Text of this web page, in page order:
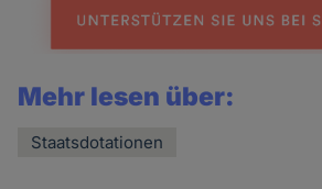
Mehr lesen über:
Staatsdotationen